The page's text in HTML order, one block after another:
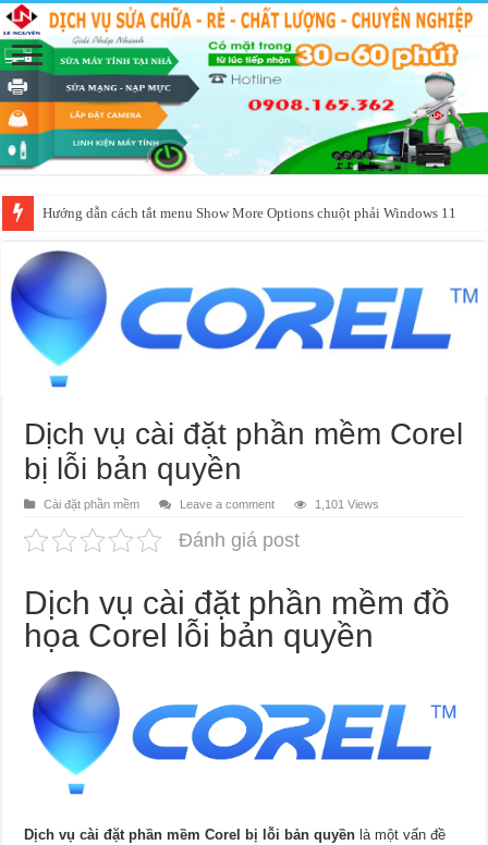
Dịch vụ cài đặt phần mềm Corel bị lỗi bản quyền
Hướng dẫn cách tắt menu Show More Options chuột phải Windows 11
Dịch vụ cài đặt phần mềm Corel
bị lỗi bản quyền
Cài đặt phần mềm Leave a comment 1,101 Views
Đánh giá post
Dịch vụ cài đặt phần mềm đồ
họa Corel lỗi bản quyền
Dịch vụ cài đặt phần mềm Corel bị lỗi bản quyền là một vấn đề